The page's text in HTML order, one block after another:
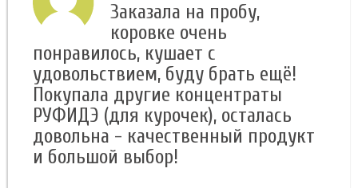
Заказала на пробу,
коровке очень
понравилось, кушает с
удовольствием, буду брать ещё!
Покупала другие концентраты
РУФИДЭ (для курочек), осталась
довольна - качественный продукт
и большой выбор!